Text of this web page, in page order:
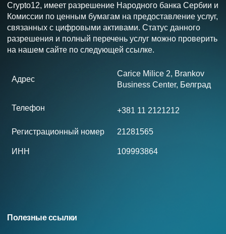
Crypto12, имеет разрешение Народного банка Сербии и
Комиссии по ценным бумагам на предоставление услуг,
связанных с цифровыми активами. Статус данного
разрешения и полный перечень услуг можно проверить
на нашем сайте по следующей ссылке.
Адрес
Carice Milice 2, Brankov
Business Center, Белград
Телефон +381 11 2121212
Регистрационный номер 21281565
ИНН 109993864
Полезные ссылки